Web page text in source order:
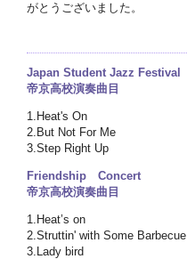
がとうございました。
Japan Student Jazz Festival
帝京高校演奏曲目
1.Heat's On
2.But Not For Me
3.Step Right Up
Friendship Concert
帝京高校演奏曲目
1.Heat’s on
2.Struttin' with Some Barbecue
3.Lady bird